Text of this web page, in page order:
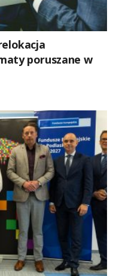
poruszane w